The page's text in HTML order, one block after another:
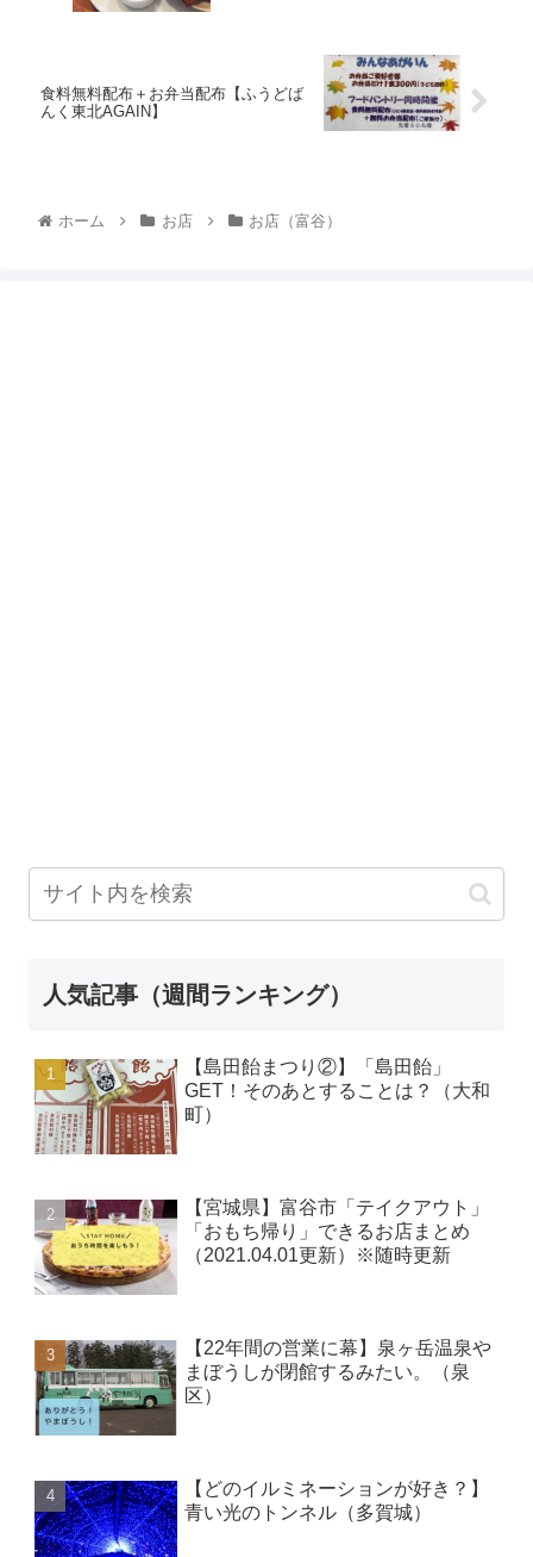
食料無料配布＋お弁当配布【ふうどば
んく東北AGAIN】
ホーム お店 お店（富谷）
人気記事（週間ランキング）
【島田飴まつり②】「島田飴」
GET！そのあとすることは？（大和
町）
【宮城県】富谷市「テイクアウト」
「おもち帰り」できるお店まとめ
（2021.04.01更新）※随時更新
【22年間の営業に幕】泉ヶ岳温泉や
まぼうしが閉館するみたい。（泉
区）
【どのイルミネーションが好き？】
青い光のトンネル（多賀城）